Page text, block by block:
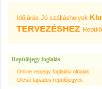
Időjárás Jó szálláshelyek
TERVEZÉSHEZ
Repülőjegy foglalás
Online repjegy foglalási oldalak
Olcsó fapados repülőjegyek